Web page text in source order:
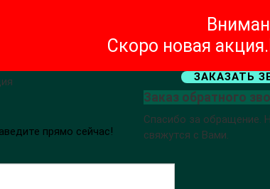
Скоро новая
прямо сейчас!
ЗАКАЗАТЬ
Заказ обратного
Спасибо за обращение.
свяжутся с Вами.